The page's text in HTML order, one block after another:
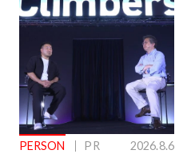
PERSON PR 2026.8.6